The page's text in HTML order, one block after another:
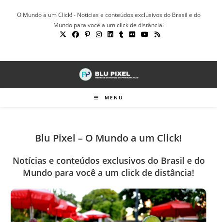
O Mundo a um Click! - Notícias e conteúdos exclusivos do Brasil e do
Mundo para você a um click de distância!
MENU
Blu Pixel – O Mundo a um Click!
Notícias e conteúdos exclusivos do Brasil e do
Mundo para você a um click de distância!